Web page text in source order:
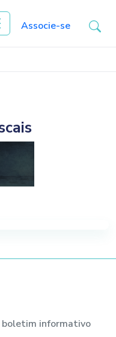
Associe-se
boletim informativo